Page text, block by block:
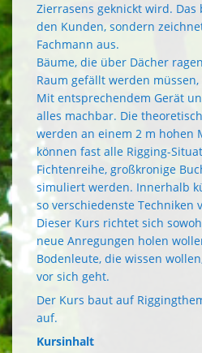
Zierrasens geknickt wird.
den Kunden, sondern
Fachmann aus.
Bäume, die über Dächer
Raum gefällt werden
Mit entsprechendem Gerät
alles machbar. Die
werden an einem 2 m hohen
können fast alle Rigging-
Fichtenreihe, großkronige
simuliert werden. Innerhalb
so verschiedenste Techniken
Dieser Kurs richtet sich
neue Anregungen holen
Bodenleute, die wissen
vor sich geht.
Der Kurs baut auf
auf.
Kursinhalt